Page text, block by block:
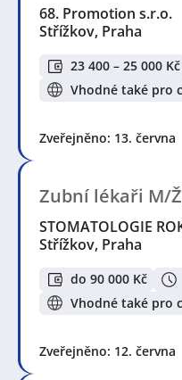
68. Promotion s.r.o.
Střížkov, Praha
23 400 – 25 000 Kč
Vhodné také pro
Zveřejněno: 13. června
Zubní lékaři M/
STOMATOLOGIE
Střížkov, Praha
do 90 000 Kč
Vhodné také pro
Zveřejněno: 12. června